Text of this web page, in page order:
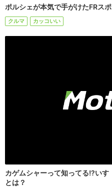
ポルシェが本気で手がけたFRス
クルマ カッコいい
カゲムシャーって知ってる!?い
とは？